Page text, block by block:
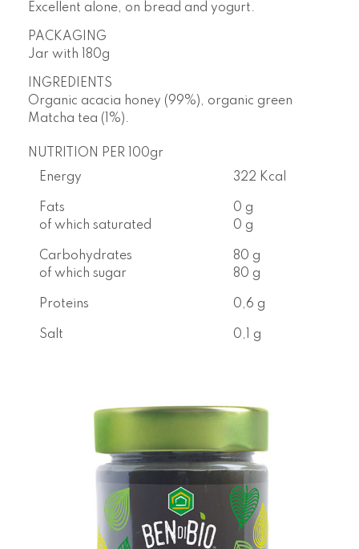
Excellent alone, on bread and yogurt.
PACKAGING
Jar with
180g
INGREDIENTS
Organic acacia honey (99%), organic green
Matcha tea (1%).
NUTRITION PER 100gr
Energy
322 Kcal
Fats
of which saturated
0 g
0 g
Carbohydrates
of which sugar
80 g
80 g
Proteins 0,6 g
Salt 0,1 g